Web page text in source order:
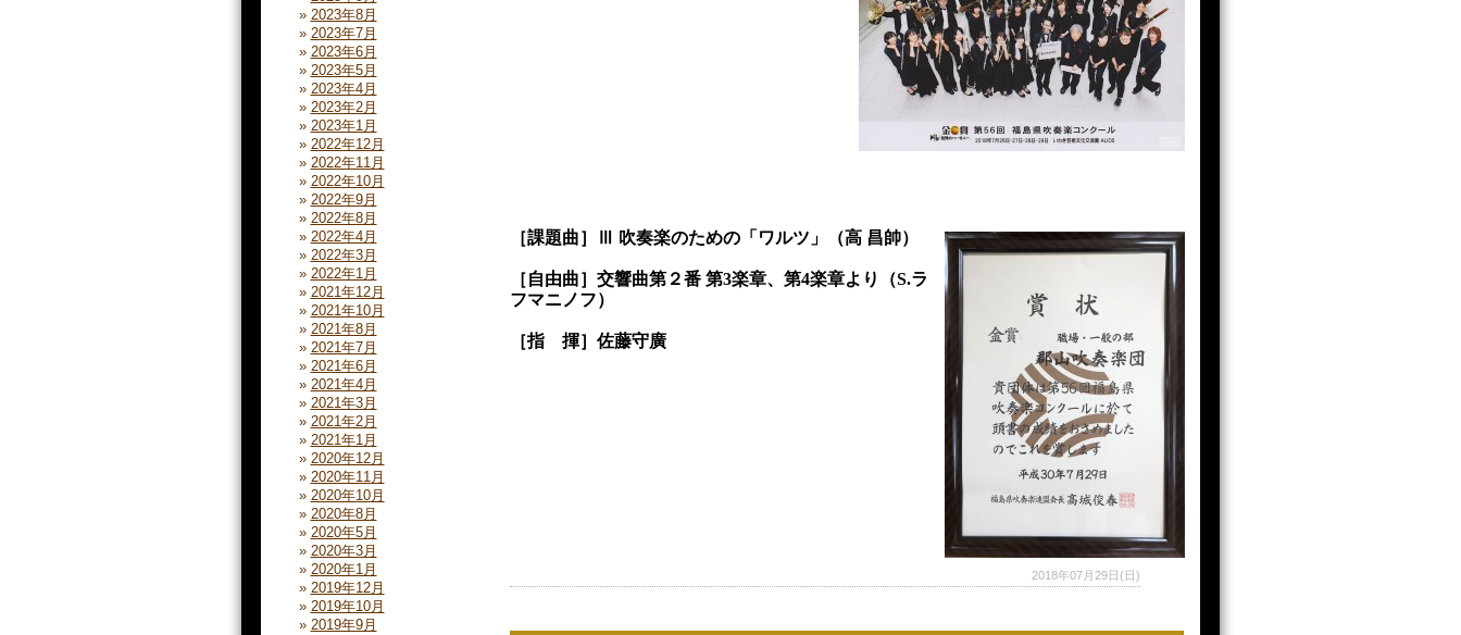
2023年8月
2023年7月
2023年6月
2023年5月
2023年4月
2023年2月
2023年1月
2022年12月
2022年11月
2022年10月
2022年9月
2022年8月
2022年4月
2022年3月
2022年1月
2021年12月
2021年10月
2021年8月
2021年7月
2021年6月
2021年4月
2021年3月
2021年2月
2021年1月
2020年12月
2020年11月
2020年10月
2020年8月
2020年5月
2020年3月
2020年1月
2019年12月
2019年10月
2019年9月
［課題曲］Ⅲ 吹奏楽のための「ワルツ」（高 昌帥）
［自由曲］交響曲第２番 第3楽章、第4楽章より（S.ラ
フマニノフ）
［指 揮］佐藤守廣
2018年07月29日(日)